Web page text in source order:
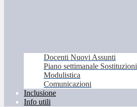
Docenti Nuovi Assunti
Piano settimanale Sostituzioni
Modulistica
Comunicazioni
Inclusione
Info utili